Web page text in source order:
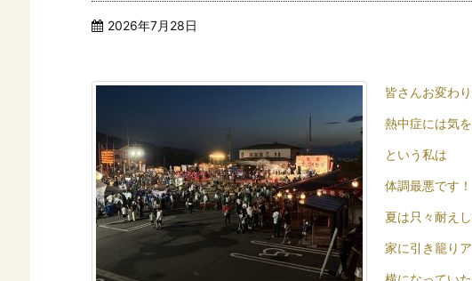
2026年7月28日
皆さんお変わ
熱中症には気
という私は
体調最悪です！
夏は只々耐え
家に引き籠り